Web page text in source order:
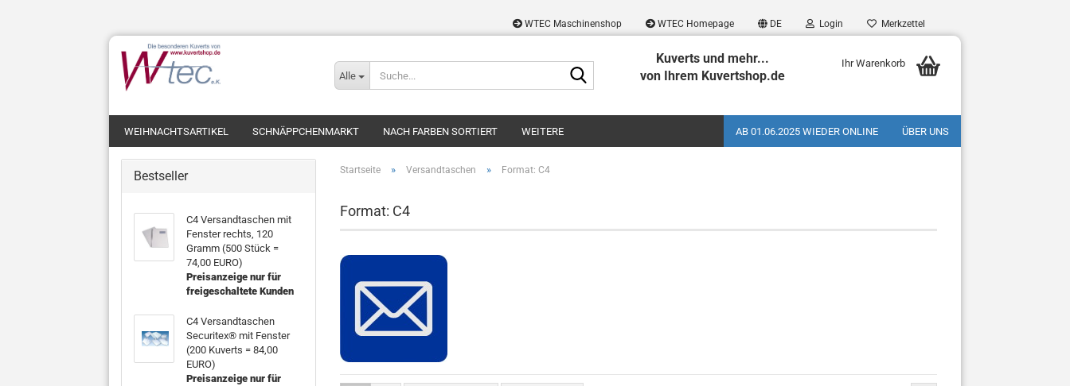
WTEC Maschinenshop WTEC Homepage DE Login Merkzettel
Alle
Kuverts und mehr...
von Ihrem Kuvertshop.de
Ihr Warenkorb
WEIHNACHTSARTIKEL SCHNÄPPCHENMARKT NACH FARBEN SORTIERT AB 01.06.2025 WIEDER ONLINE ÜBER UNS
WEITERE
Startseite » Versandtaschen » Format: C4
Format: C4
Bestseller
C4 Versandtaschen mit
Fenster rechts, 120
Gramm (500 Stück =
74,00 EURO)
Preisanzeige nur für
freigeschaltete Kunden
C4 Versandtaschen
Securitex® mit Fenster
(200 Kuverts = 84,00
EURO)
Preisanzeige nur für